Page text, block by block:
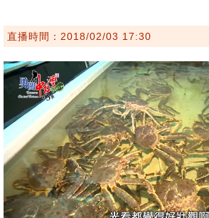
直播時間：2018/02/03 17:30